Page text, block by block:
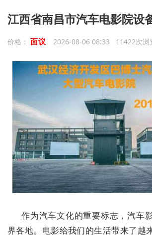
江西省南昌市汽车电影院设
价格： 面议 2026-08-06 08:33 11422次浏
作为汽车文化的重要标志，汽车
界各地。 电影给我们的生活带来了越